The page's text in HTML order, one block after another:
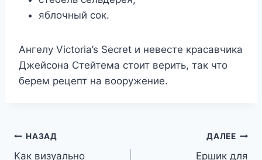
яблочный сок.
Ангелу Victoria’s Secret и невесте красавчика
Джейсона Стейтема стоит верить, так что
берем рецепт на вооружение.
Навигация
НАЗАД
Как визуально
ДАЛЕЕ
Ершик для